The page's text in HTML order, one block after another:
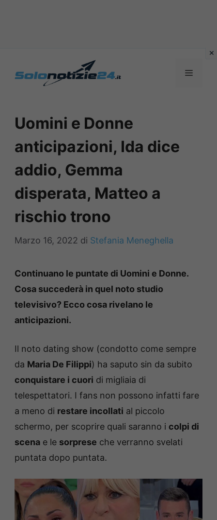
MENU
Uomini e Donne
anticipazioni, Ida dice
addio, Gemma
disperata, Matteo a
rischio trono
Marzo 16, 2022 di Stefania Meneghella
Continuano le puntate di Uomini e Donne.
Cosa succederà in quel noto studio
televisivo? Ecco cosa rivelano le
anticipazioni.
Il noto dating show (condotto come sempre
da Maria De Filippi) ha saputo sin da subito
conquistare i cuori di migliaia di
telespettatori. I fans non possono infatti fare
a meno di restare incollati al piccolo
schermo, per scoprire quali saranno i colpi di
scena e le sorprese che verranno svelati
puntata dopo puntata.